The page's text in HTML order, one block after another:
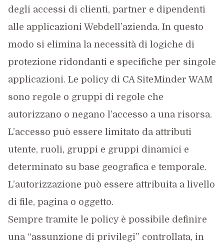
degli accessi di clienti, partner e dipendenti
alle applicazioni Webdell’azienda. In questo
modo si elimina la necessità di logiche di
protezione ridondanti e specifiche per singole
applicazioni. Le policy di CA SiteMinder WAM
sono regole o gruppi di regole che
autorizzano o negano l’accesso a una risorsa.
L’accesso può essere limitato da attributi
utente, ruoli, gruppi e gruppi dinamici e
determinato su base geografica e temporale.
L’autorizzazione può essere attribuita a livello
di file, pagina o oggetto.
Sempre tramite le policy è possibile definire
una “assunzione di privilegi” controllata, in